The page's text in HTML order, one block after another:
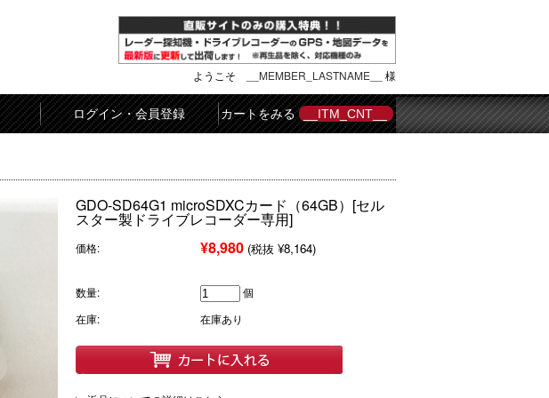
ようこそ __MEMBER_LASTNAME__ 様
ログイン・会員登録 カートをみる __ITM_CNT__
GDO-SD64G1 microSDXCカード（64GB）[セル
スター製ドライブレコーダー専用]
価格: ¥8,980 (税抜 ¥8,164)
数量:
個
在庫:
在庫あり